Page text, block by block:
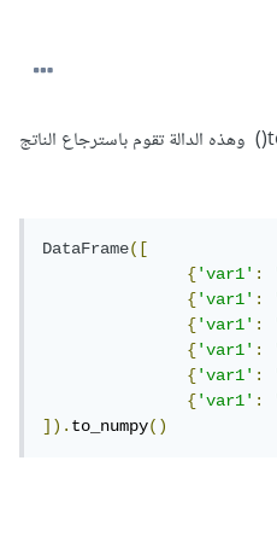
يمكنك استخدام الدالة to_numpy() وهذه الدالة تقوم باسترجاع الناتج
DataFrame([
{'var1':
{'var1':
{'var1':
{'var1':
{'var1':
{'var1':
]).to_numpy()